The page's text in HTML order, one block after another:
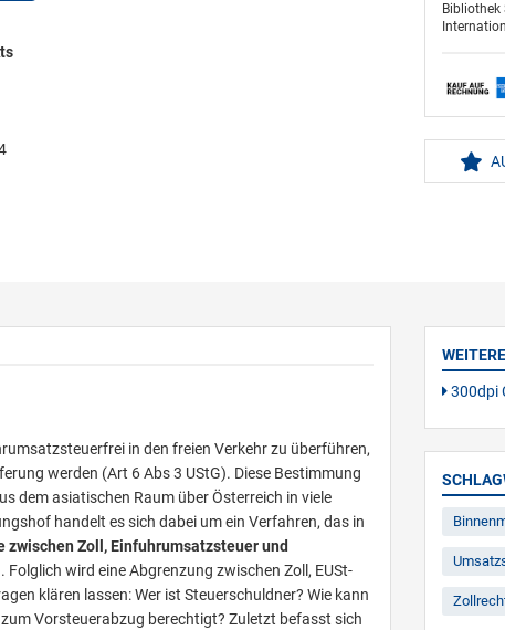
Bibliothek
in den freien Verkehr zu überführen,
werden (Art 6 Abs 3 UStG). Diese Bestimmung
dem asiatischen Raum über Österreich in viele
handelt es sich dabei um ein Verfahren, das in
zwischen Zoll, Einfuhrumsatzsteuer und
wird eine Abgrenzung zwischen Zoll, EUSt-
klären lassen: Wer ist Steuerschuldner? Wie kann
Vorsteuerabzug berechtigt? Zuletzt befasst sich
300dpi